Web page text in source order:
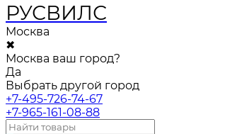
РУСВИЛС
Москва
✖
Москва ваш город?
Да
Выбрать другой город
+7-495-726-74-67
+7-965-161-08-88